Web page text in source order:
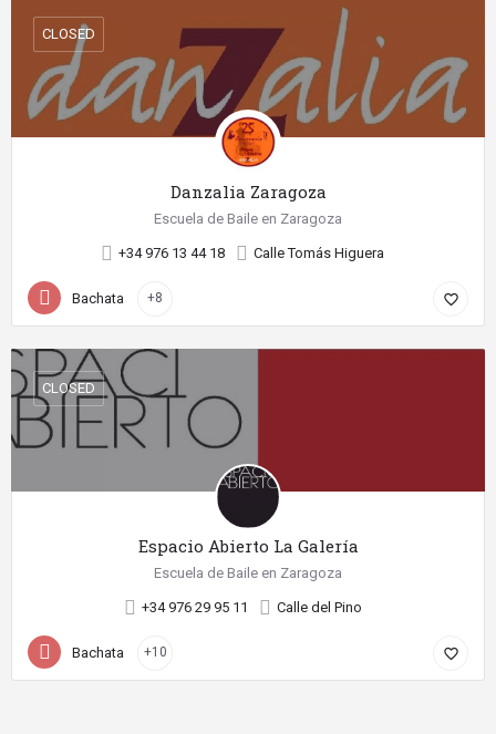
Danzalia Zaragoza
Escuela de Baile en Zaragoza
+34 976 13 44 18 Calle Tomás Higuera
CLOSED
Bachata +8 favorite_border
Espacio Abierto La Galería
Escuela de Baile en Zaragoza
+34 976 29 95 11 Calle del Pino
CLOSED
Bachata +10 favorite_border